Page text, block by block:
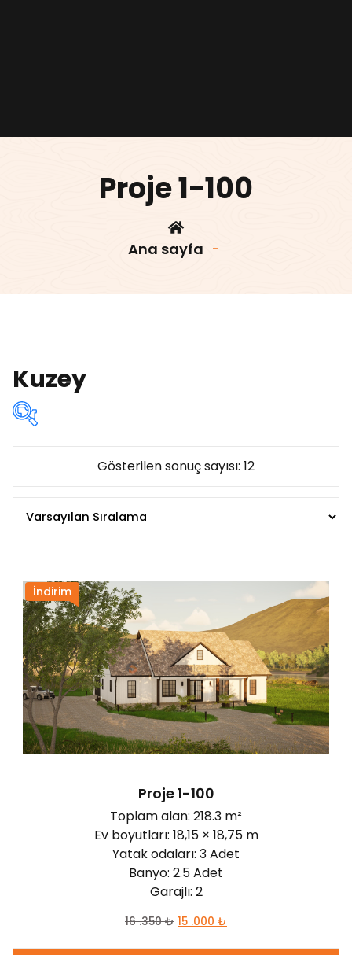
Proje 1-100
Ana sayfa -
Kuzey
Kat sayısına göre:
Iki katli (2)
Tek katli(7)
Alana göre:
az 90 m²(3)
90 - 120 m²
(1)
120 - 150 m² (3)
150 - 180 m²(4)
210 - 260 m²(1)
daha 260 m²(0)
Yatak odaları:
Gösterilen sonuç sayısı: 12
İndirim
Proje 1-100
Toplam alan: 218.3 m²
Ev boyutları: 18,15 × 18,75 m
Yatak odaları: 3 Adet
Banyo: 2.5 Adet
Garajlı: 2
16 .350₺ 15 .000 ₺